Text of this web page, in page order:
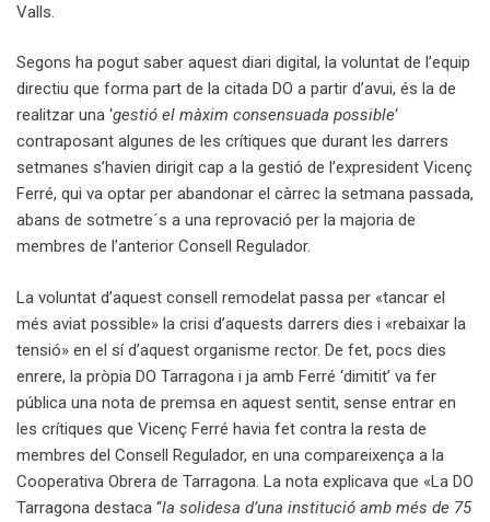
Valls.
Segons ha pogut saber aquest diari digital, la voluntat de l’equip
directiu que forma part de la citada DO a partir d’avui, és la de
realitzar una ‘gestió el màxim consensuada possible‘
contraposant algunes de les crítiques que durant les darrers
setmanes s’havien dirigit cap a la gestió de l’expresident Vicenç
Ferré, qui va optar per abandonar el càrrec la setmana passada,
abans de sotmetre´s a una reprovació per la majoria de
membres de l’anterior Consell Regulador.
La voluntat d’aquest consell remodelat passa per «tancar el
més aviat possible» la crisi d’aquests darrers dies i «rebaixar la
tensió» en el sí d’aquest organisme rector. De fet, pocs dies
enrere, la pròpia DO Tarragona i ja amb Ferré ‘dimitit’ va fer
pública una nota de premsa en aquest sentit, sense entrar en
les crítiques que Vicenç Ferré havia fet contra la resta de
membres del Consell Regulador, en una compareixença a la
Cooperativa Obrera de Tarragona. La nota explicava que «La DO
Tarragona destaca “la solidesa d’una institució amb més de 75